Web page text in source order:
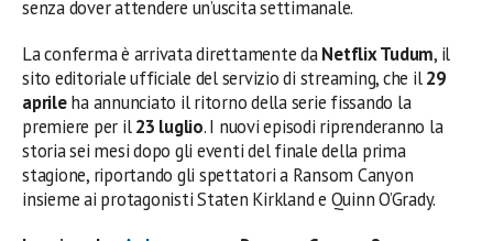
senza dover attendere un’uscita settimanale.
La conferma è arrivata direttamente daNetflix Tudum, il
sito editoriale ufficiale del servizio di streaming, che il29
aprileha annunciato il ritorno della serie fissando la
premiere per il23 luglio. I nuovi episodi riprenderanno la
storia sei mesi dopo gli eventi del finale della prima
stagione, riportando gli spettatori a Ransom Canyon
insieme ai protagonisti Staten Kirkland e Quinn O’Grady.